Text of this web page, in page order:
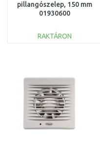
pillangószelep, 150 mm
01930600
RAKTÁRON